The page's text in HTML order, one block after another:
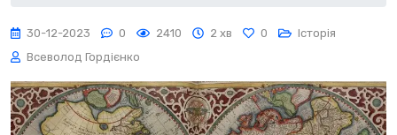
30-12-2023 0 2410 2 хв 0
Історія
Всеволод Гордієнко